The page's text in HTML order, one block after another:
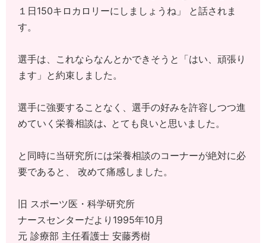
１日150キロカロリーにしましょうね」 と話されま
す。
選手は、これならなんとかできそうと「はい、頑張り
ます」と約束しました。
選手に強要することなく、選手の好みを許容しつつ進
めていく栄養相談は､ とても良いと思いました。
と同時に当研究所には栄養相談のコーナーが絶対に必
要であると、 改めて痛感しました。
旧 スポーツ医・科学研究所
ナースセンターだより1995年10月
元 診療部 主任看護士 安藤秀樹